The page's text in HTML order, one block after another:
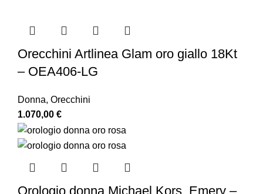
Orecchini Artlinea Glam oro giallo 18Kt
– OEA406-LG
Donna, Orecchini
1.070,00 €
Orologio donna Michael Kors, Emery –